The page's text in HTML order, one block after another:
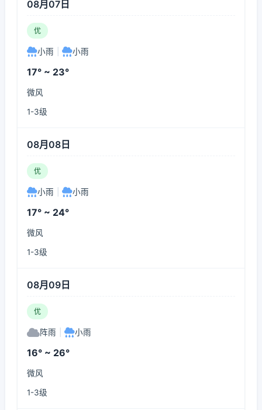
08月07日
优
小雨 小雨
17° ~ 23°
微风
1-3级
08月08日
优
小雨 小雨
17° ~ 24°
微风
1-3级
08月09日
优
阵雨 小雨
16° ~ 26°
微风
1-3级